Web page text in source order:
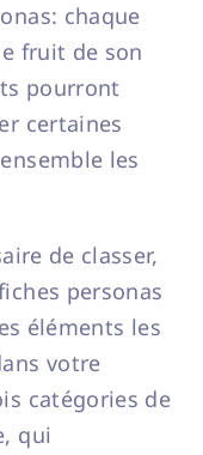
chaque
fruit de son
pourront
certaines
les
de classer,
personas
éléments les
votre
catégories de
qui